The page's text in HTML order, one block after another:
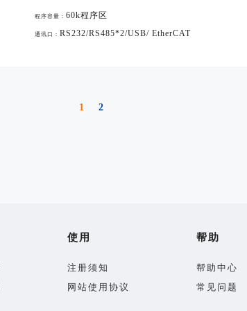
程序容量： 60k程序区
通讯口： RS232/RS485*2/USB/ EtherCAT
1 2
使用
注册须知
网站使用协议
帮助
帮助中心
常见问题